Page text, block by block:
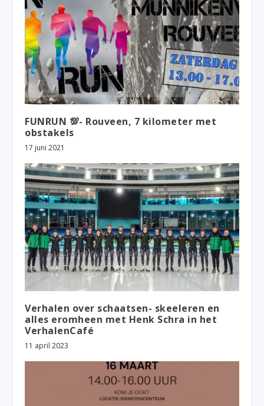
FUNRUN 💯- Rouveen, 7 kilometer met
obstakels
17 juni 2021
Verhalen over schaatsen- skeeleren en
alles eromheen met Henk Schra in het
VerhalenCafé
11 april 2023